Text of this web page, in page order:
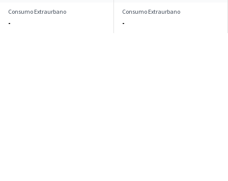
Consumo Extraurbano
-
Consumo Extraurbano
-